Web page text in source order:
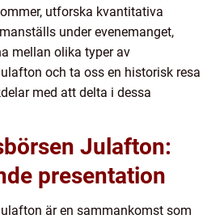
utforska kvantitativa
under evenemanget,
mellan olika typer av
och ta oss en historisk resa
med att delta i dessa
Julafton:
presentation
är en sammankomst som